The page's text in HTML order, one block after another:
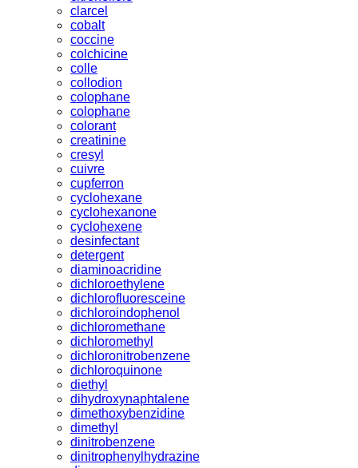
clarcel
cobalt
coccine
colchicine
colle
collodion
colophane
colophane
colorant
creatinine
cresyl
cuivre
cupferron
cyclohexane
cyclohexanone
cyclohexene
desinfectant
detergent
diaminoacridine
dichloroethylene
dichlorofluoresceine
dichloroindophenol
dichloromethane
dichloromethyl
dichloronitrobenzene
dichloroquinone
diethyl
dihydroxynaphtalene
dimethoxybenzidine
dimethyl
dinitrobenzene
dinitrophenylhydrazine